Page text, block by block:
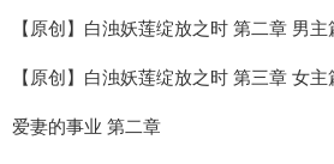
【原创】白浊妖莲绽放之时 第二章 男主
【原创】白浊妖莲绽放之时 第三章 女主
爱妻的事业 第二章